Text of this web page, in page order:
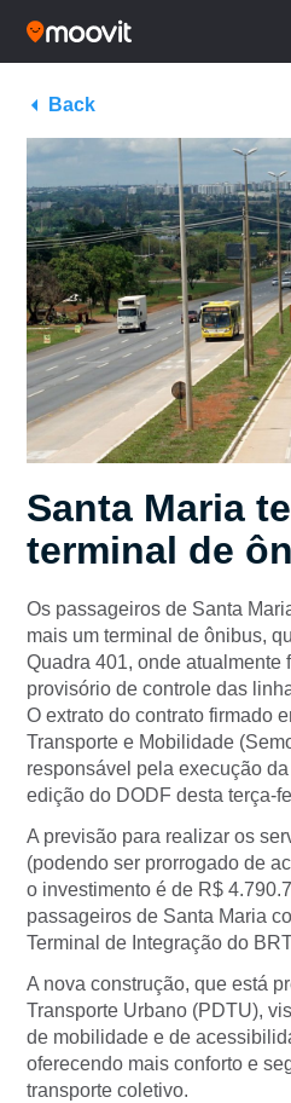
Back
Santa Maria
terminal de
Os passageiros de Santa
mais um terminal de ônibus,
Quadra 401, onde atualmente
provisório de controle das
O extrato do contrato firmado
Transporte e Mobilidade
responsável pela execução
edição do DODF desta terça-
A previsão para realizar os
(podendo ser prorrogado de
o investimento é de R$
passageiros de Santa Maria
Terminal de Integração do
A nova construção, que está
Transporte Urbano (PDTU),
de mobilidade e de
oferecendo mais conforto e
transporte coletivo.